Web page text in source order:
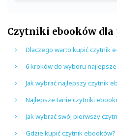
Czytniki ebooków dla
Dlaczego warto kupić czytnik
6 kroków do wyboru
Jak wybrać najlepszy czytnik
Najlepsze tanie czytniki
Jak wybrać swój pierwszy
Gdzie kupić czytnik ebooków?